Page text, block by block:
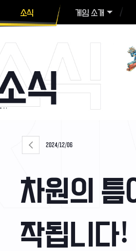
소식 게임 소개
2024/12/06
차원의
작됩니다!